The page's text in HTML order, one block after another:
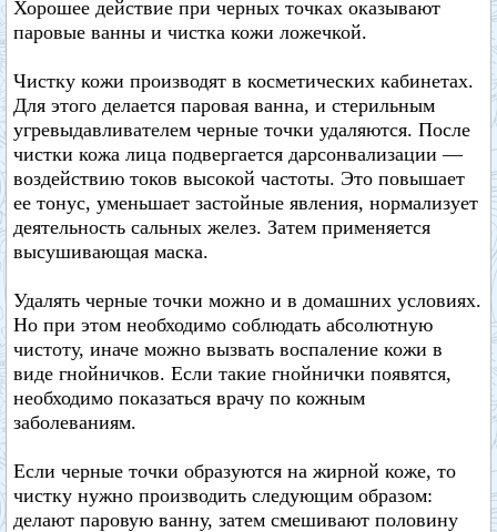
Хорошее действие при черных точках оказывают
паровые ванны и чистка кожи ложечкой.
Чистку кожи производят в косметических кабинетах.
Для этого делается паровая ванна, и стерильным
угревыдавливателем черные точки удаляются. После
чистки кожа лица подвергается дарсонвализации —
воздействию токов высокой частоты. Это повышает
ее тонус, уменьшает застойные явления, нормализует
деятельность сальных желез. Затем применяется
высушивающая маска.
Удалять черные точки можно и в домашних условиях.
Но при этом необходимо соблюдать абсолютную
чистоту, иначе можно вызвать воспаление кожи в
виде гнойничков. Если такие гнойнички появятся,
необходимо показаться врачу по кожным
заболеваниям.
Если черные точки образуются на жирной коже, то
чистку нужно производить следующим образом:
делают паровую ванну, затем смешивают половину